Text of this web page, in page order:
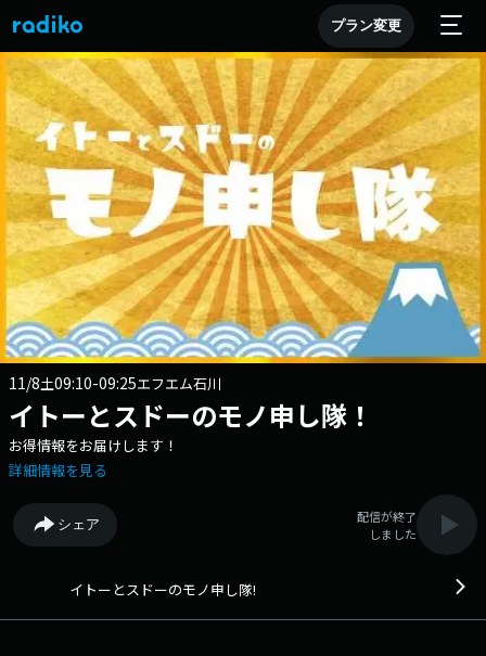
プラン変更
11/8土09:10-09:25エフエム石川
イトーとスドーのモノ申し隊！
お得情報をお届けします！
詳細情報を見る
シェア
配信が終了
しました
イトーとスドーのモノ申し隊!